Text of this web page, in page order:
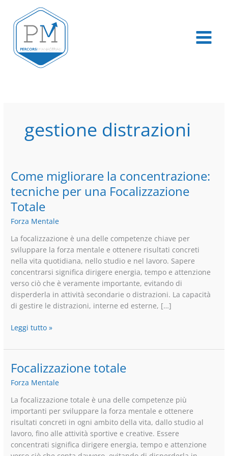
contenuto
gestione distrazioni
Come migliorare la concentrazione:
tecniche per una Focalizzazione
Totale
Forza Mentale
La focalizzazione è una delle competenze chiave per
sviluppare la forza mentale e ottenere risultati concreti
nella vita quotidiana, nello studio e nel lavoro. Sapere
concentrarsi significa dirigere energia, tempo e attenzione
verso ciò che è veramente importante, evitando di
disperderla in attività secondarie o distrazioni. La capacità
di gestire le distrazioni, interne ed esterne, […]
Come
la
concentrazione:
tecniche
una
Focalizzazione
Totale
Leggi tutto »
Focalizzazione totale
Forza Mentale
La focalizzazione totale è una delle competenze più
importanti per sviluppare la forza mentale e ottenere
risultati concreti in ogni ambito della vita, dallo studio al
lavoro, fino alle attività sportive e creative. Essere
concentrati significa dirigere energia, tempo e attenzione
Focalizzazione